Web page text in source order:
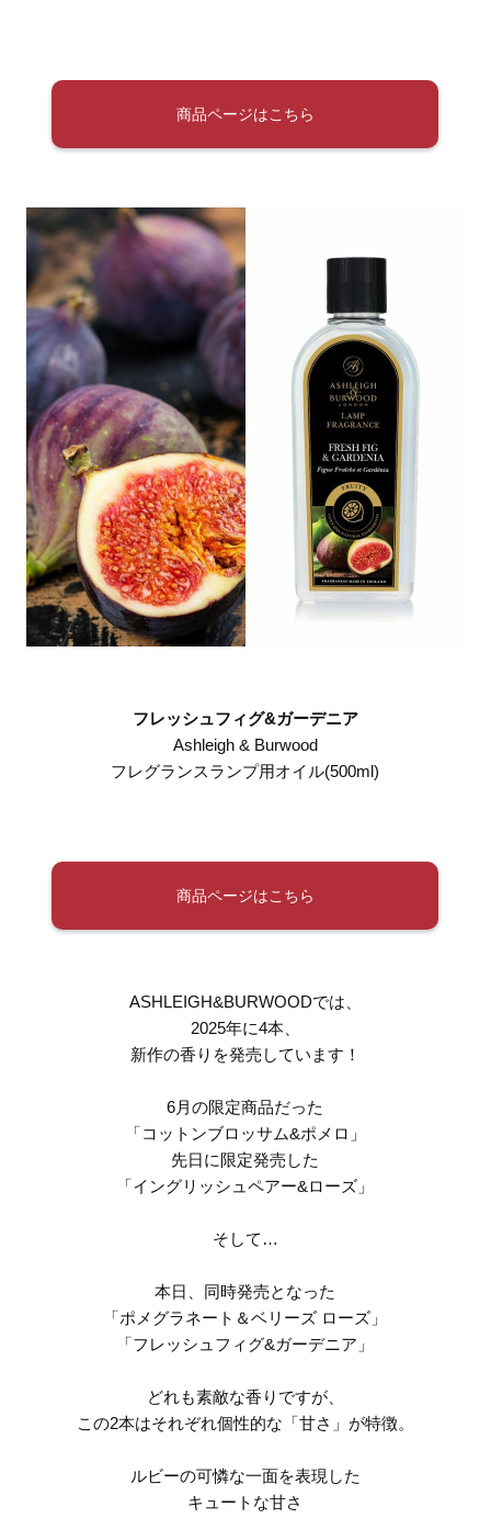
商品ページはこちら
フレッシュフィグ&ガーデニア
Ashleigh & Burwood
フレグランスランプ用オイル(500ml)
商品ページはこちら
ASHLEIGH&BURWOODでは、
2025年に4本、
新作の香りを発売しています！
6月の限定商品だった
「コットンブロッサム&ポメロ」
先日に限定発売した
「イングリッシュペアー&ローズ」
そして…
本日、同時発売となった
「ポメグラネート＆ベリーズ ローズ」
「フレッシュフィグ&ガーデニア」
どれも素敵な香りですが、
この2本はそれぞれ個性的な「甘さ」が特徴。
ルビーの可憐な一面を表現した
キュートな甘さ